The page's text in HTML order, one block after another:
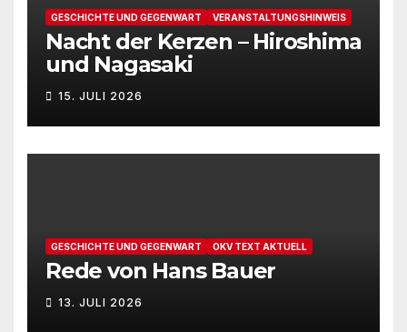
GESCHICHTE UND GEGENWART VERANSTALTUNGSHINWEIS
Nacht der Kerzen – Hiroshima
und Nagasaki
15. JULI 2026
GESCHICHTE UND GEGENWART OKV TEXT AKTUELL
Rede von Hans Bauer
13. JULI 2026